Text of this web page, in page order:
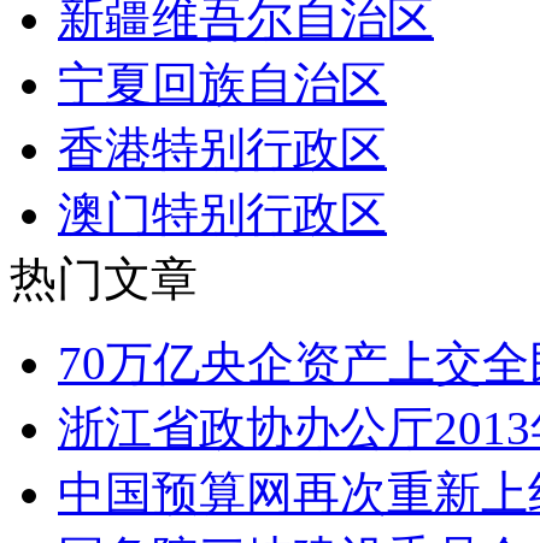
新疆维吾尔自治区
宁夏回族自治区
香港特别行政区
澳门特别行政区
热门文章
70万亿央企资产上交
浙江省政协办公厅
中国预算网再次重新